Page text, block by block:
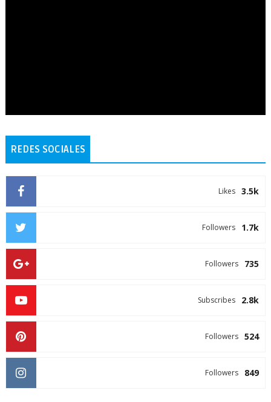
REDES SOCIALES
3.5k
Likes
1.7k
Followers
735
Followers
2.8k
Subscribes
524
Followers
849
Followers